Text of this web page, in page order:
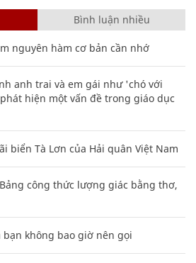
Bình luận nhiều
nguyên hàm cơ bản cần nhớ
anh trai và em gái như 'chó với
hiện một vấn đề trong giáo dục
biển Tà Lơn của Hải quân Việt Nam
công thức lượng giác bằng thơ,
bạn không bao giờ nên gọi